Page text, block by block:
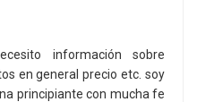
información sobre
en general precio etc. soy
principiante con mucha fe